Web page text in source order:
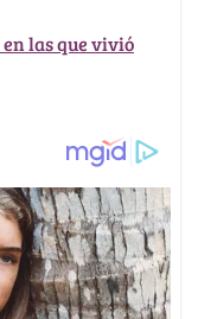
las que vivió